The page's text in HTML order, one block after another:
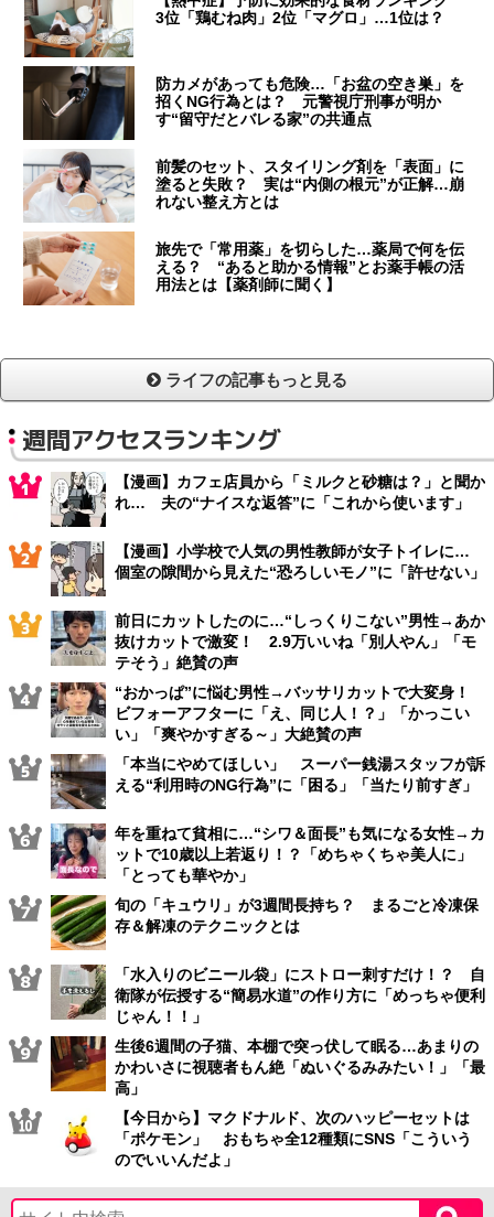
3位「鶏むね肉」2位「マグロ」…1位は？
防カメがあっても危険…「お盆の空き巣」を
招くNG行為とは？ 元警視庁刑事が明か
す“留守だとバレる家”の共通点
前髪のセット、スタイリング剤を「表面」に
塗ると失敗？ 実は“内側の根元”が正解…崩
れない整え方とは
旅先で「常用薬」を切らした…薬局で何を伝
える？ “あると助かる情報”とお薬手帳の活
用法とは【薬剤師に聞く】
ライフの記事もっと見る
週間アクセスランキング
【漫画】カフェ店員から「ミルクと砂糖は？」と聞か
れ… 夫の“ナイスな返答”に「これから使います」
【漫画】小学校で人気の男性教師が女子トイレに…
個室の隙間から見えた“恐ろしいモノ”に「許せない」
前日にカットしたのに…“しっくりこない”男性→あか
抜けカットで激変！ 2.9万いいね「別人やん」「モ
テそう」絶賛の声
“おかっぱ”に悩む男性→バッサリカットで大変身！
ビフォーアフターに「え、同じ人！？」「かっこい
い」「爽やかすぎる～」大絶賛の声
「本当にやめてほしい」 スーパー銭湯スタッフが訴
える“利用時のNG行為”に「困る」「当たり前すぎ」
年を重ねて貧相に…“シワ＆面長”も気になる女性→カ
ットで10歳以上若返り！？「めちゃくちゃ美人に」
「とっても華やか」
旬の「キュウリ」が3週間長持ち？ まるごと冷凍保
存＆解凍のテクニックとは
「水入りのビニール袋」にストロー刺すだけ！？ 自
衛隊が伝授する“簡易水道”の作り方に「めっちゃ便利
じゃん！！」
生後6週間の子猫、本棚で突っ伏して眠る…あまりの
かわいさに視聴者もん絶「ぬいぐるみみたい！」「最
高」
【今日から】マクドナルド、次のハッピーセットは
「ポケモン」 おもちゃ全12種類にSNS「こういう
のでいいんだよ」